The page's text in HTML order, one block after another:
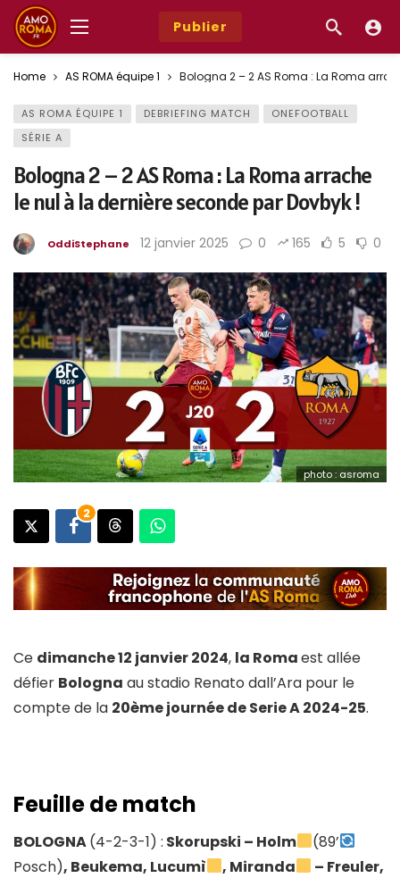
Publier
Home AS ROMA équipe 1 Bologna 2 – 2 AS Roma : La Roma
AS ROMA ÉQUIPE 1 DEBRIEFING MATCH
ONEFOOTBALL
SÉRIE A
Bologna 2 – 2 AS Roma : La Roma arrache
le nul à la dernière seconde par Dovbyk !
OddiStephane 12 janvier 2025 0 165 5 0
photo : asroma
2
Ce dimanche 12 janvier 2024, la Romaest allée
défier Bologna au stadio Renato dall’Ara pour le
compte de la 20ème journée de Serie A 2024-25.
Feuille de match
BOLOGNA(4-2-3-1) : Skorupski – Holm
(89’
Posch), Beukema, Lucumì , Miranda
– Freuler,